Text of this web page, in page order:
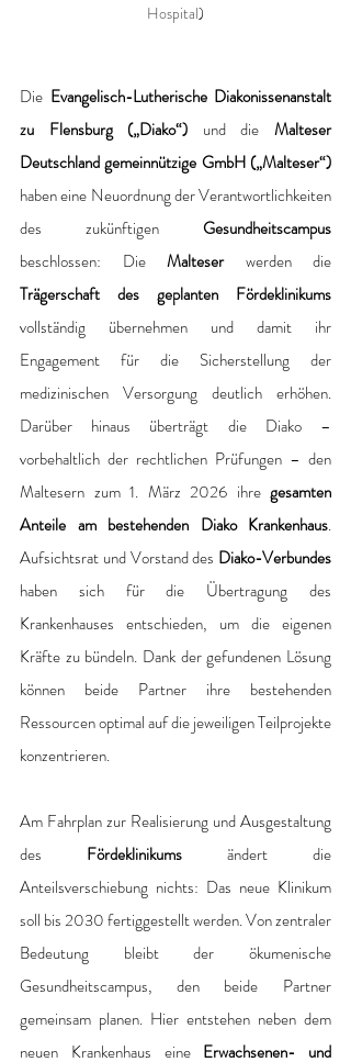
Hospital)
Die Evangelisch-Lutherische Diakonissenanstalt
zu Flensburg („Diako“) und die Malteser
Deutschland gemeinnützige GmbH („Malteser“)
haben eine Neuordnung der Verantwortlichkeiten
des zukünftigen Gesundheitscampus
beschlossen: Die Malteser
vollständig übernehmen und damit ihr
Engagement für die Sicherstellung der
medizinischen Versorgung deutlich erhöhen.
Darüber hinaus überträgt die Diako –
vorbehaltlich der rechtlichen Prüfungen – den
Maltesern zum 1. März 2026 ihre gesamten
Anteile am bestehenden Diako Krankenhaus.
Aufsichtsrat und Vorstand des Diako-Verbundes
haben sich für die Übertragung des
Krankenhauses entschieden, um die eigenen
Kräfte zu bündeln. Dank der gefundenen Lösung
können beide Partner ihre bestehenden
Ressourcen optimal auf die jeweiligen Teilprojekte
konzentrieren.
Am Fahrplan zur Realisierung und Ausgestaltung
des Fördeklinikums ändert die
Anteilsverschiebung nichts: Das neue Klinikum
soll bis 2030 fertiggestellt werden. Von zentraler
Bedeutung bleibt der ökumenische
Gesundheitscampus, den beide Partner
gemeinsam planen. Hier entstehen neben dem
neuen Krankenhaus eine Erwachsenen- und